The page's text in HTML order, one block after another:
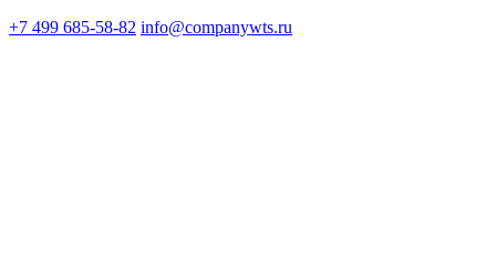
+7 499 685-58-82 info@companywts.ru